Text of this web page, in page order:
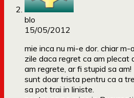
blo
15/05/2012
mie inca nu mi-e dor. chiar
zile daca regret ca am plecat
am regrete, ar fi stupid sa am!
sunt doar trista pentru ca a
sa pot trai in liniste.